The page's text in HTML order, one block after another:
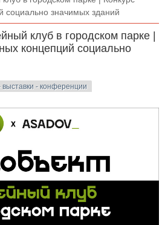
социально значимых зданий
клуб в городском парке |
концепций социально
выставки - конференции